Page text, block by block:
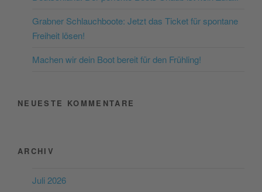
powered by
Consent Management
Grabner Schlauchboote: Jetzt das Ticket für spontane
Freiheit lösen!
Machen wir dein Boot bereit für den Frühling!
NEUESTE KOMMENTARE
ARCHIV
Juli 2026